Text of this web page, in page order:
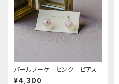
パールブーケ ピンク ピアス
¥4,300